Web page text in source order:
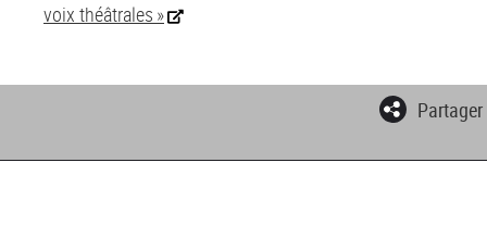
voix théâtrales »
Partager